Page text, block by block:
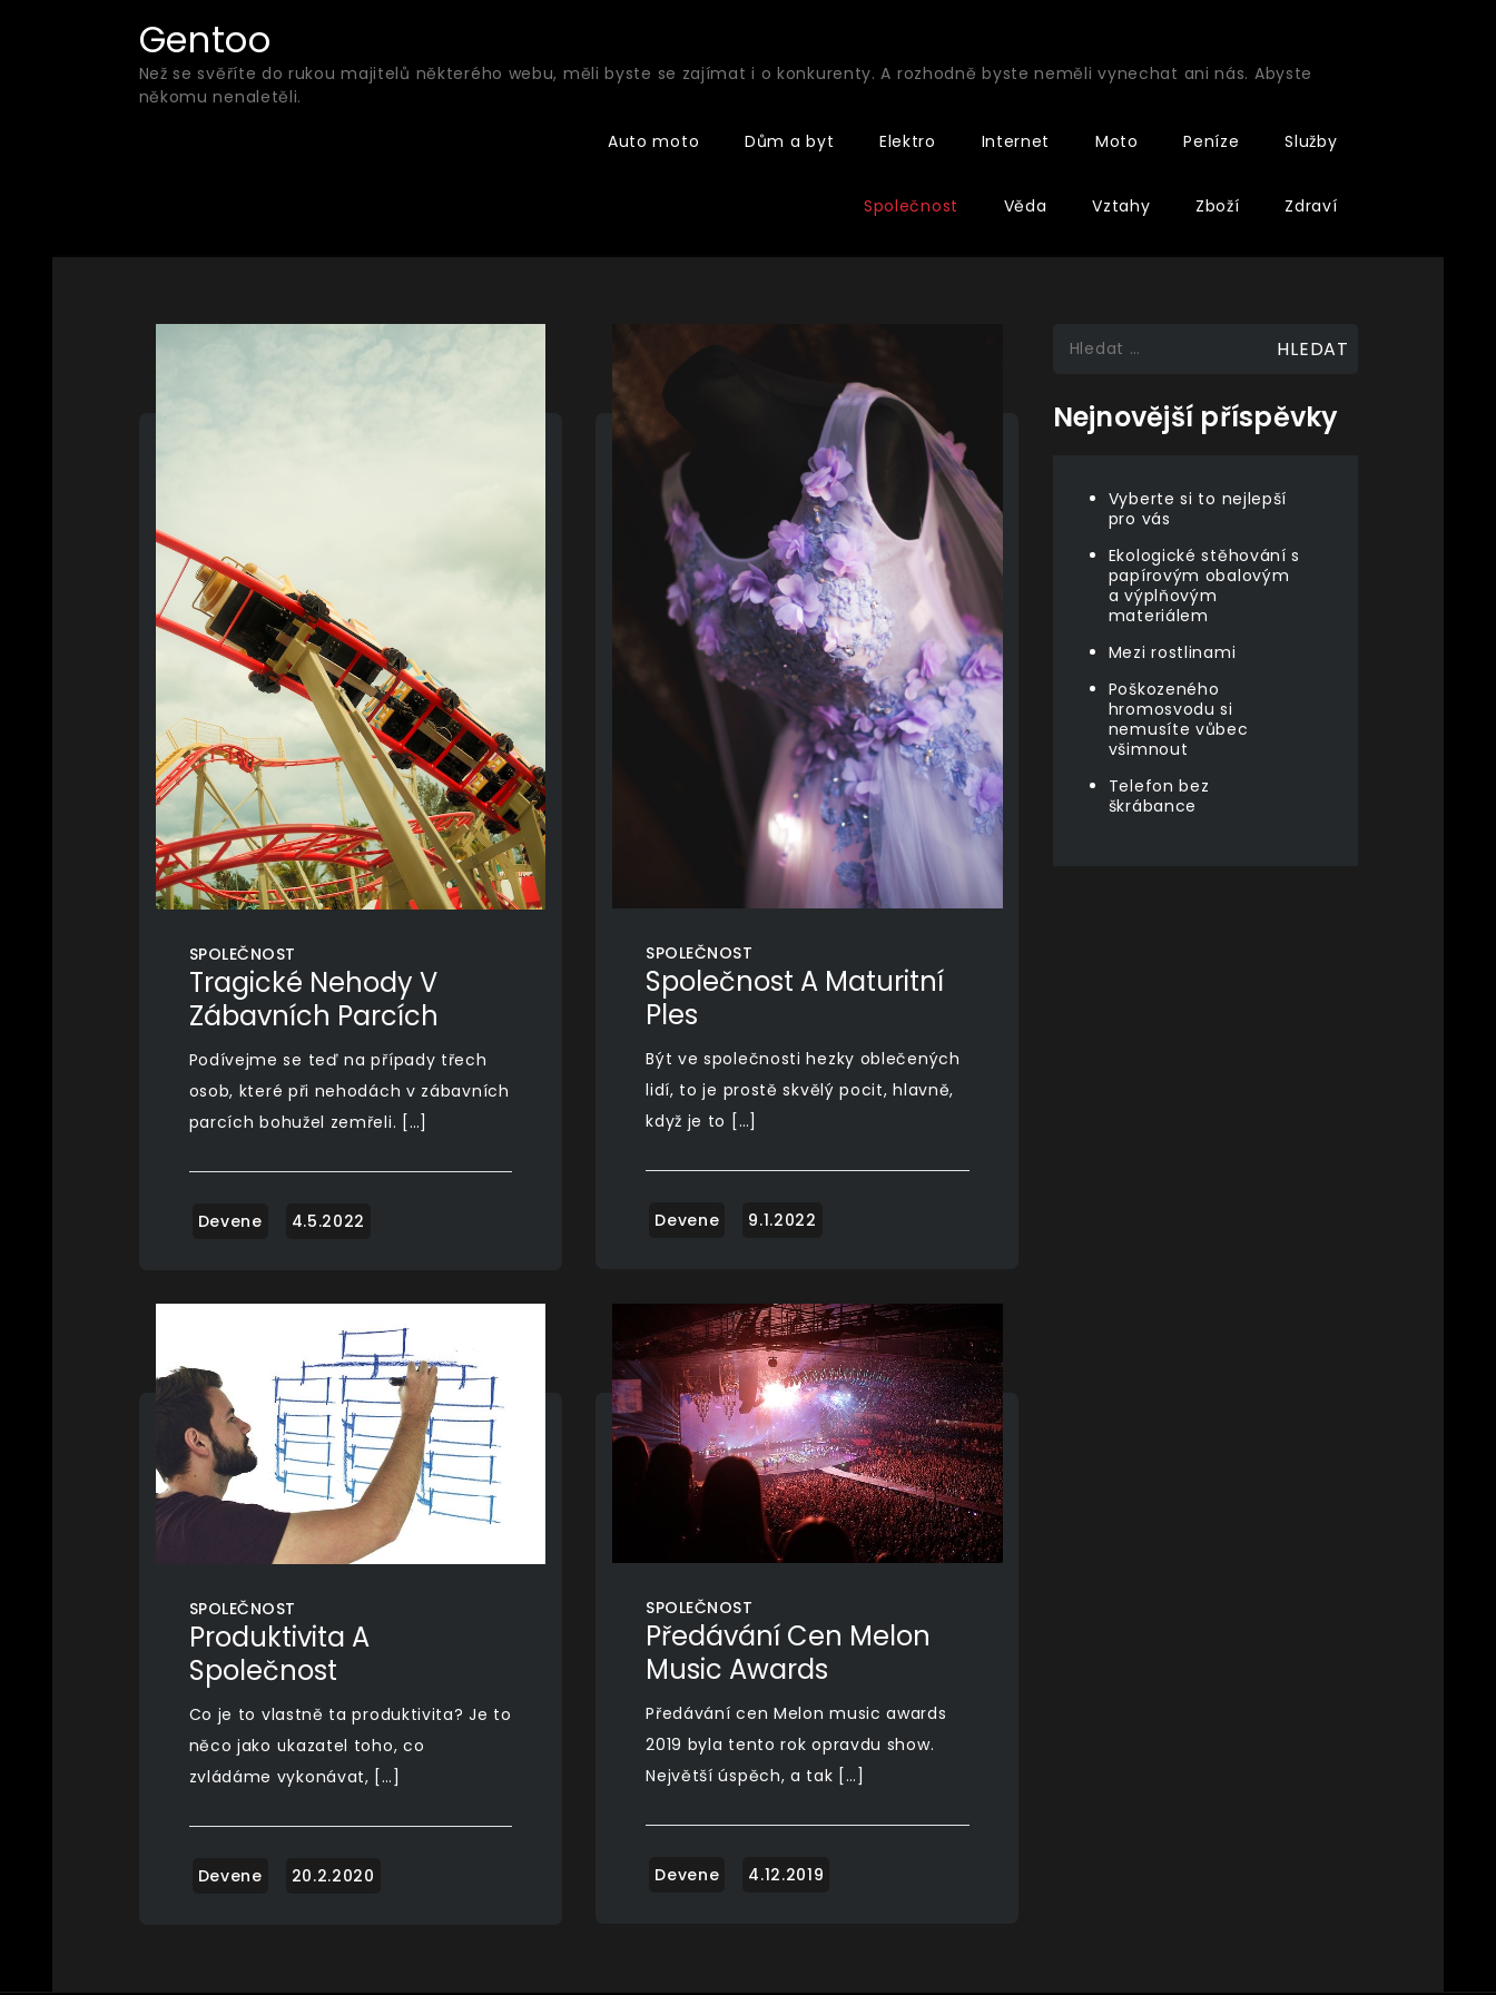
Gentoo
Než se svěříte do rukou majitelů některého webu, měli byste se zajímat i o konkurenty. A rozhodně byste neměli vynechat ani nás. Abyste
někomu nenaletěli.
Auto moto
Dům a byt Elektro Internet Moto Peníze Služby
Společnost Věda Vztahy Zboží Zdraví
SPOLEČNOST
Tragické Nehody V
Zábavních Parcích
Podívejme se teď na případy třech
osob, které při nehodách v zábavních
parcích bohužel zemřeli. […]
SPOLEČNOST
Společnost A Maturitní
Ples
Být ve společnosti hezky oblečených
lidí, to je prostě skvělý pocit, hlavně,
když je to […]
SPOLEČNOST
Produktivita A
Společnost
Co je to vlastně ta produktivita? Je to
něco jako ukazatel toho, co
zvládáme vykonávat, […]
SPOLEČNOST
Předávání Cen Melon
Music Awards
Předávání cen Melon music awards
2019 byla tento rok opravdu show.
Největší úspěch, a tak […]
Vyhledávání
Nejnovější příspěvky
Vyberte si to nejlepší
pro vás
Ekologické stěhování s
papírovým obalovým
a výplňovým
materiálem
Mezi rostlinami
Poškozeného
hromosvodu si
nemusíte vůbec
všimnout
Telefon bez
škrábance